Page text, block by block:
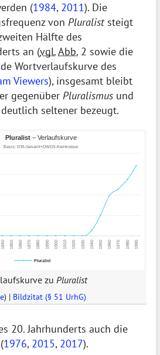
(1984, 2011). Die
von Pluraliststeigt
Hälfte des
an (vgl.Abb. 2 sowie die
Wortverlaufskurve des
Viewers), insgesamt bleibt
gegenüber Pluralismus und
deutlich seltener bezeugt.
zu Pluralist
) | Bildzitat (§ 51 UrhG)
20. Jahrhunderts auch die
1976, 2015, 2017).